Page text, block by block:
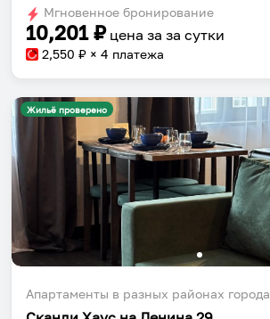
Мгновенное бронирование
10,201₽ цена за за сутки
2,550 ₽ × 4 платежа
Жильё проверено
Апартаменты в разных районах города